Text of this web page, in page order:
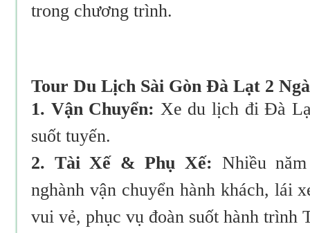
trong chương trình.
Tour Du Lịch Sài Gòn Đà Lạt 2
1. Vận Chuyển: Xe du lịch đi Đà
suốt tuyến.
2. Tài Xế & Phụ Xế: Nhiều
nghành vận chuyển hành khách, lái
vui vẻ, phục vụ đoàn suốt hành trình